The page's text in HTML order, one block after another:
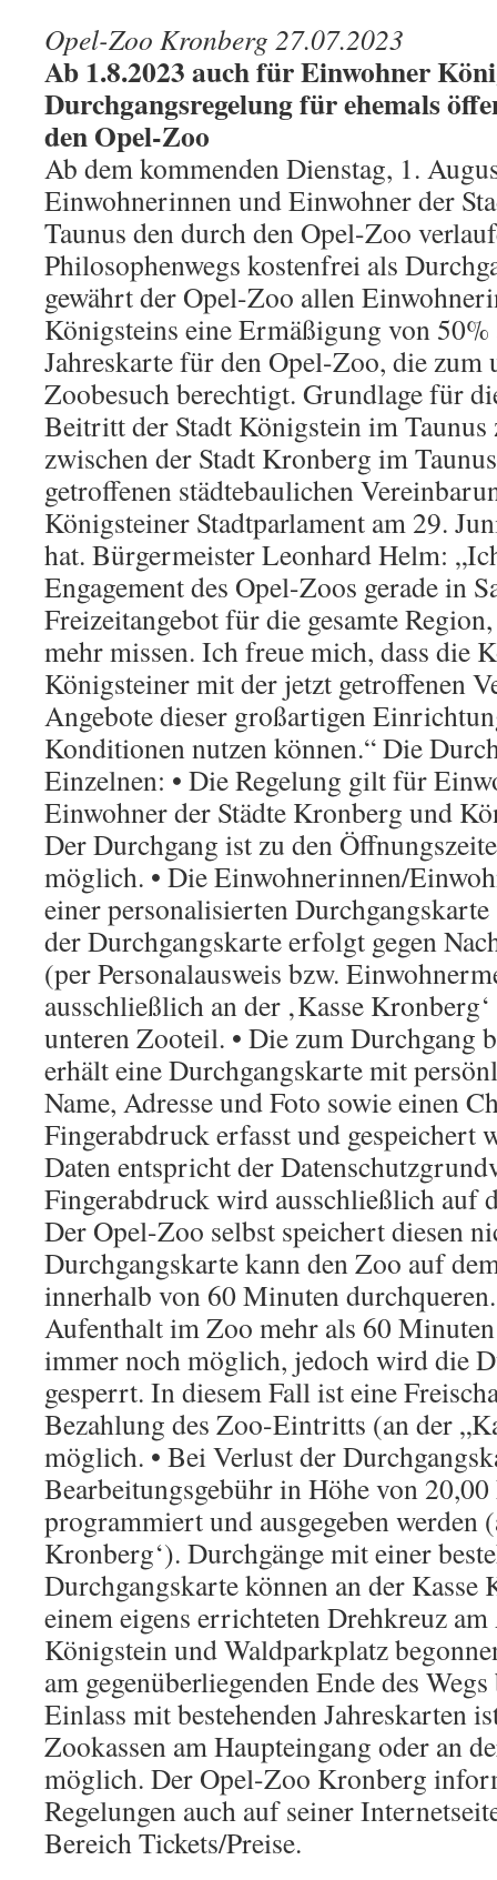
Opel-Zoo Kronberg 27.07.2023
Ab 1.8.2023 auch für Einwohner
Durchgangsregelung für ehemals
den Opel-Zoo
Ab dem kommenden Dienstag, 1.
Einwohnerinnen und Einwohner der
Taunus den durch den Opel-Zoo
Philosophenwegs kostenfrei als
gewährt der Opel-Zoo allen
Königsteins eine Ermäßigung von
Jahreskarte für den Opel-Zoo, die zum
Zoobesuch berechtigt. Grundlage für
Beitritt der Stadt Königstein im Taunus
zwischen der Stadt Kronberg im
getroffenen städtebaulichen
Königsteiner Stadtparlament am 29.
hat. Bürgermeister Leonhard Helm:
Engagement des Opel-Zoos gerade in
Freizeitangebot für die gesamte
mehr missen. Ich freue mich, dass die
Königsteiner mit der jetzt getroffenen
Angebote dieser großartigen
Konditionen nutzen können.“ Die
Einzelnen: • Die Regelung gilt für
Einwohner der Städte Kronberg und
Der Durchgang ist zu den
möglich. • Die Einwohnerinnen/
einer personalisierten
der Durchgangskarte erfolgt gegen
(per Personalausweis bzw.
ausschließlich an der ‚Kasse
unteren Zooteil. • Die zum Durchgang
erhält eine Durchgangskarte mit
Name, Adresse und Foto sowie einen
Fingerabdruck erfasst und gespeichert
Daten entspricht der
Fingerabdruck wird ausschließlich auf
Der Opel-Zoo selbst speichert diesen
Durchgangskarte kann den Zoo auf
innerhalb von 60 Minuten
Aufenthalt im Zoo mehr als 60
immer noch möglich, jedoch wird die
gesperrt. In diesem Fall ist eine
Bezahlung des Zoo-Eintritts (an der
möglich. • Bei Verlust der
Bearbeitungsgebühr in Höhe von
programmiert und ausgegeben werden
Kronberg‘). Durchgänge mit einer
Durchgangskarte können an der Kasse
einem eigens errichteten Drehkreuz
Königstein und Waldparkplatz
am gegenüberliegenden Ende des
Einlass mit bestehenden Jahreskarten
Zookassen am Haupteingang oder an
möglich. Der Opel-Zoo Kronberg
Regelungen auch auf seiner
Bereich Tickets/Preise.